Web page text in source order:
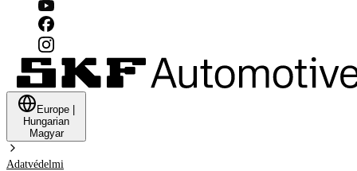
Europe
Hungarian
Magyar
Adatvédelmi